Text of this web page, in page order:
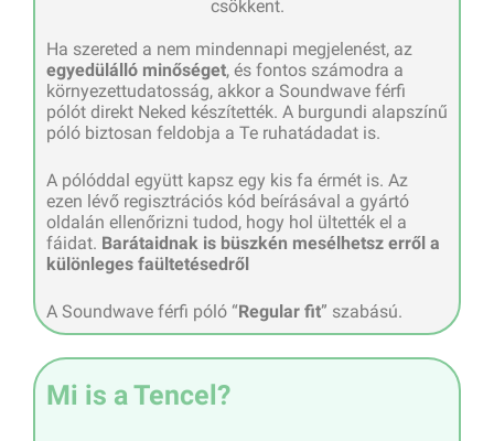
csökkent.
Ha szereted a nem mindennapi megjelenést, az
egyedülálló minőséget, és fontos számodra a
környezettudatosság, akkor a Soundwave férfi
pólót direkt Neked készítették. A burgundi alapszínű
póló biztosan feldobja a Te ruhatádadat is.
A pólóddal együtt kapsz egy kis fa érmét is. Az
ezen lévő regisztrációs kód beírásával a gyártó
oldalán ellenőrizni tudod, hogy hol ültették el a
fáidat. Barátaidnak is büszkén mesélhetsz erről a
különleges faültetésedről
A Soundwave férfi póló “Regular fit” szabású.
Mi is a Tencel?